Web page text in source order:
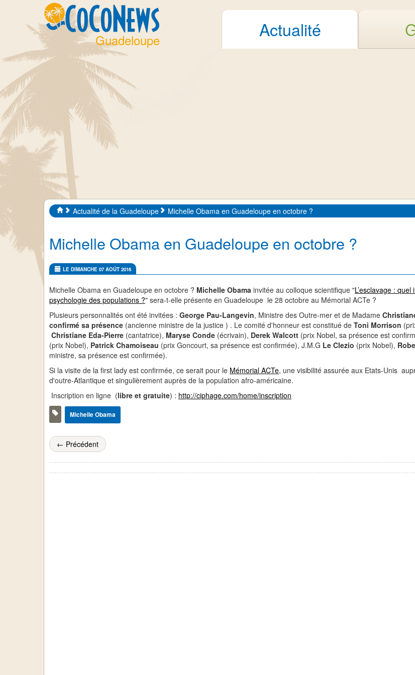
Guadeloupe Actualité
Actualité de la Guadeloupe Michelle Obama en Guadeloupe en octobre ?
Michelle Obama en Guadeloupe en octobre ?
LE DIMANCHE 07 AOÛT 2016
Michelle Obama en Guadeloupe en octobre ? Michelle Obama invitée au colloque scientifique "L’esclavage :
psychologie des populations ?" sera-t-elle présente en Guadeloupe le 28 octobre au Mémorial ACTe ?
Plusieurs personnalités ont été invitées : George Pau-Langevin, Ministre des Outre-mer et de Madame
confirmé sa présence (ancienne ministre de la justice ) . Le comité d'honneur est constitué de Toni Morrison
Christîane Eda-Pierre (cantatrice), Maryse Conde (écrivain), Derek Walcott (prix Nobel, sa présence est
(prix Nobel), Patrick Chamoiseau (prix Goncourt, sa présence est confirmée), J.M.G Le Clezio (prix Nobel),
ministre, sa présence est confirmée).
Si la visite de la first lady est confirmée, ce serait pour le Mémorial ACTe, une visibilité assurée aux Etats-Unis
d'outre-Atlantique et singulièrement auprès de la population afro-américaine.
Inscription en ligne (libre et gratuite) : http://ciphage.com/home/inscription
Michelle Obama
← Précédent